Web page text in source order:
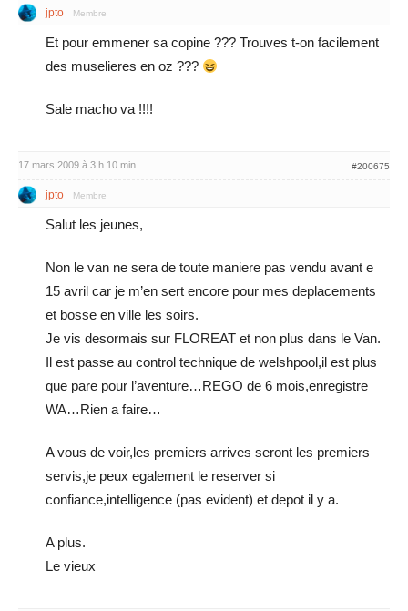
jpto Membre
Et pour emmener sa copine ??? Trouves t-on facilement
des muselieres en oz ???
Sale macho va !!!!
17 mars 2009 à 3 h 10 min #200675
jpto Membre
Salut les jeunes,
Non le van ne sera de toute maniere pas vendu avant e
15 avril car je m’en sert encore pour mes deplacements
et bosse en ville les soirs.
Je vis desormais sur FLOREAT et non plus dans le Van.
Il est passe au control technique de welshpool,il est plus
que pare pour l’aventure…REGO de 6 mois,enregistre
WA…Rien a faire…
A vous de voir,les premiers arrives seront les premiers
servis,je peux egalement le reserver si
confiance,intelligence (pas evident) et depot il y a.
A plus.
Le vieux